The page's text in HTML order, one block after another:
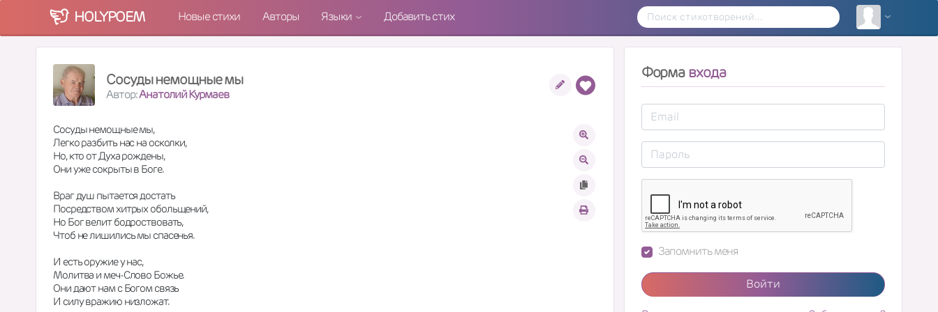
HOLYPOEM Новые стихи Авторы Языки Добавить стих
Сосуды немощные мы
Автор:Анатолий Курмаев
Сосуды немощные мы,
Легко разбить нас на осколки,
Но, кто от Духа рождены,
Они уже сокрыты в Боге.
Враг душ пытается достать
Посредством хитрых обольщений,
Но Бог велит бодроствовать,
Чтоб не лишились мы спасенья.
И есть оружие у нас,
Молитва и меч-Слово Божье.
Они дают нам с Богом связь
И силу вражию низложат.
Форма входа
Запомнить меня
Войти